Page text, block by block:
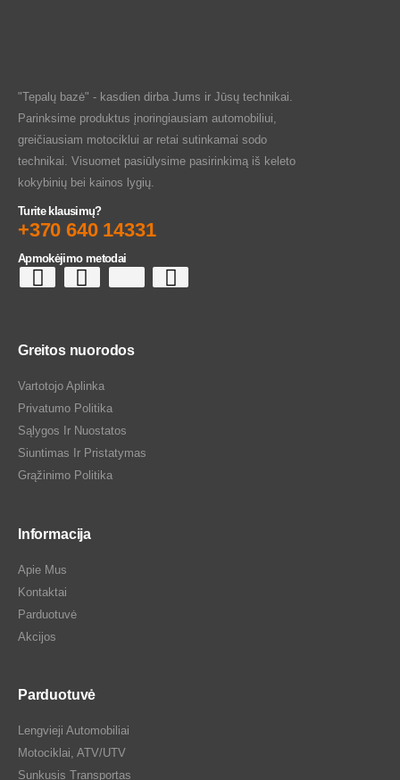
"Tepalų bazė" - kasdien dirba Jums ir Jūsų technikai.
Parinksime produktus įnoringiausiam automobiliui,
greičiausiam motociklui ar retai sutinkamai sodo
technikai. Visuomet pasiūlysime pasirinkimą iš keleto
kokybinių bei kainos lygių.
Turite klausimų?
+370 640 14331
Apmokėjimo metodai
Greitos nuorodos
Vartotojo Aplinka
Privatumo Politika
Sąlygos Ir Nuostatos
Siuntimas Ir Pristatymas
Grąžinimo Politika
Informacija
Apie Mus
Kontaktai
Parduotuvė
Akcijos
Parduotuvė
Lengvieji Automobiliai
Motociklai, ATV/UTV
Sunkusis Transportas